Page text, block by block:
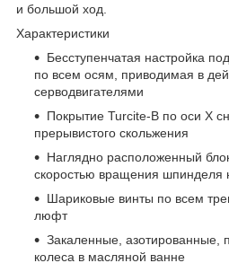
и большой ход.
Характеристики
Бесступенчатая настройка
по всем осям, приводимая в
серводвигателями
Покрытие Turcite-B по оси X
прерывистого скольжения
Наглядно расположенный
скоростью вращения шпинделя
Шариковые винты по всем
люфт
Закаленные, азотированные,
колеса в масляной ванне